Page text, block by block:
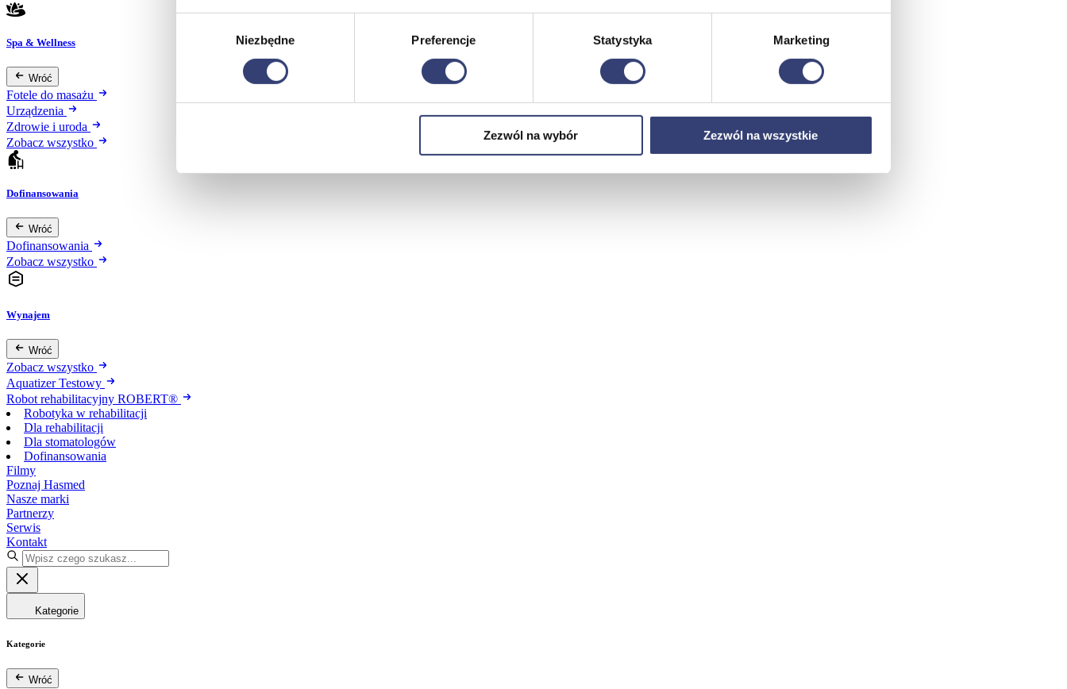
Niezbędne Preferencje Statystyka Marketing
Zezwól na wybór Zezwól na wszystkie
Spa & Wellness
Wróć
Fotele do masażu
Urządzenia
Zdrowie i uroda
Zobacz wszystko
Dofinansowania
Wróć
Dofinansowania
Zobacz wszystko
Wynajem
Wróć
Zobacz wszystko
Aquatizer Testowy
Robot rehabilitacyjny ROBERT®
Robotyka w rehabilitacji
Dla rehabilitacji
Dla stomatologów
Dofinansowania
Filmy
Poznaj Hasmed
Nasze marki
Partnerzy
Serwis
Kontakt
Kategorie
Kategorie
Wróć